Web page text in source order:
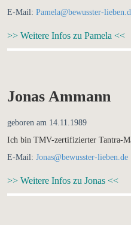
E-Mail: Pamela@bewusster-
>> Weitere Infos zu Pamela <<
Jonas Ammann
geboren am 14.11.1989
Ich bin TMV-zertifizierter Tantra-
E-Mail: Jonas@bewusster-lieben.de
>> Weitere Infos zu Jonas <<